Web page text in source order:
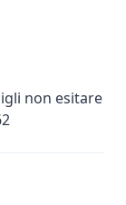
non esitare